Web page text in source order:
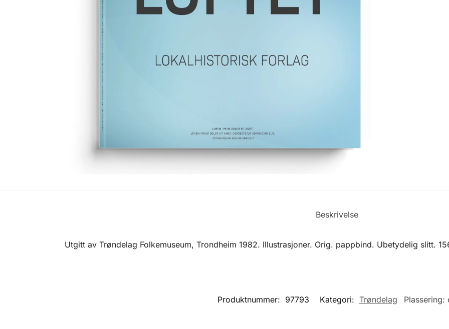
Beskrivelse
Utgitt av Trøndelag Folkemuseum, Trondheim 1982. Illustrasjoner. Orig. pappbind. Ubetydelig slitt.
Produktnummer: 97793 Kategori: Trøndelag Plassering: